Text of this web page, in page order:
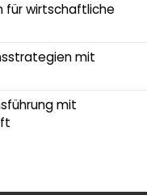
für wirtschaftliche
mit
mit